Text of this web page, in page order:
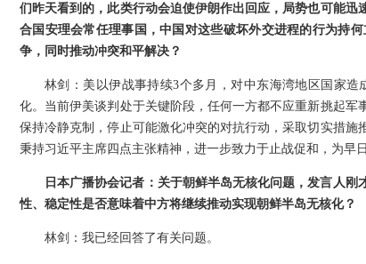
们昨天看到的，此类行动会迫使伊朗作出回应，局势也可能
合国安理会常任理事国，中国对这些破坏外交进程的行为持
争，同时推动冲突和平解决？
林剑：美以伊战事持续3个多月，对中东海湾地区国家
化。当前伊美谈判处于关键阶段，任何一方都不应重新挑起
保持冷静克制，停止可能激化冲突的对抗行动，采取切实措
秉持习近平主席四点主张精神，进一步致力于止战促和，为早
日本广播协会记者：关于朝鲜半岛无核化问题，发言人
性、稳定性是否意味着中方将继续推动实现朝鲜半岛无核化？
林剑：我已经回答了有关问题。